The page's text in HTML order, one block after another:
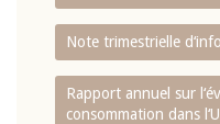
Note trimestrielle
Rapport annuel sur
consommation dans